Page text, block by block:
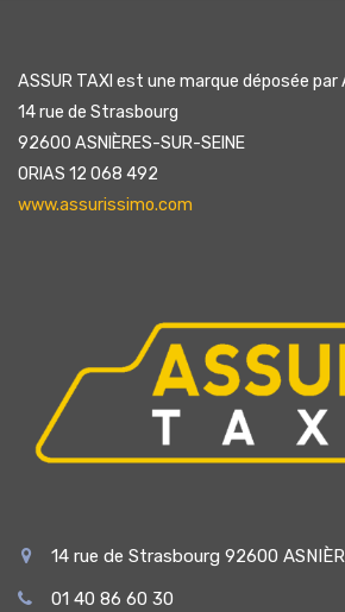
ASSUR TAXI est une marque déposée
14 rue de Strasbourg
92600 ASNIÈRES-SUR-SEINE
ORIAS 12 068 492
www.assurissimo.com
14 rue de Strasbourg 92600
01 40 86 60 30